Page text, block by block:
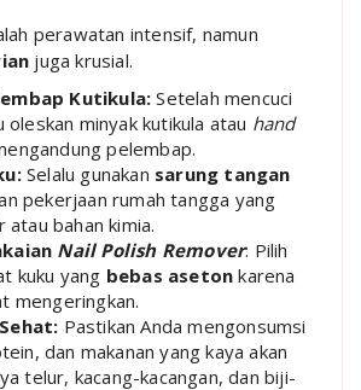
perawatan intensif, namun
juga krusial.
Kutikula: Setelah mencuci
oleskan minyak kutikula atau hand
pelembap.
Selalu gunakan sarung tangan
pekerjaan rumah tangga yang
atau bahan kimia.
Nail Polish Remover: Pilih
kuku yang bebas aseton karena
mengeringkan.
Pastikan Anda mengonsumsi
dan makanan yang kaya akan
telur, kacang-kacangan, dan biji-